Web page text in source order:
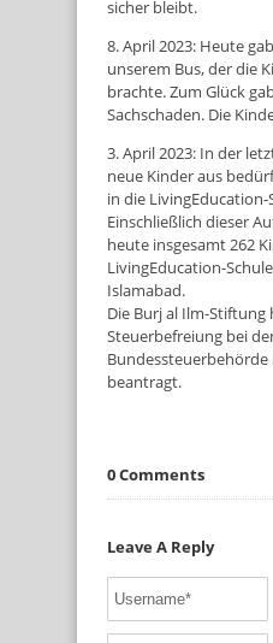
sicher bleibt.
8. April 2023: Heute
unserem Bus, der die
brachte. Zum Glück
Sachschaden. Die
3. April 2023: In der
neue Kinder aus
in die
Einschließlich dieser
heute insgesamt 262
LivingEducation-
Islamabad.
Die Burj al Ilm-Stiftung
Steuerbefreiung bei
Bundessteuerbehörde
beantragt.
0 Comments
Leave A Reply